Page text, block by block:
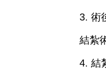
3. 術
結紮
4. 結